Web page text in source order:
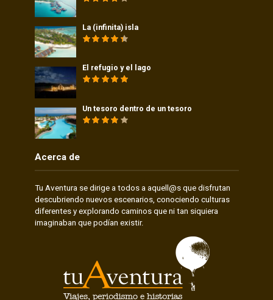
La (infinita) isla
El refugio y el lago
Un tesoro dentro de un tesoro
Acerca de
Tu Aventura se dirige a todos a aquell@s que disfrutan
descubriendo nuevos escenarios, conociendo culturas
diferentes y explorando caminos que ni tan siquiera
imaginaban que podían existir.